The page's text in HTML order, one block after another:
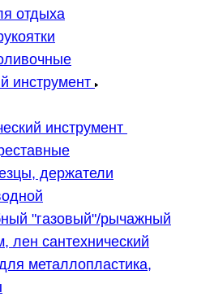
отдыха
инструмент
инструмент
держатели
"газовый"/рычажный
лен сантехнический
металлопластика,